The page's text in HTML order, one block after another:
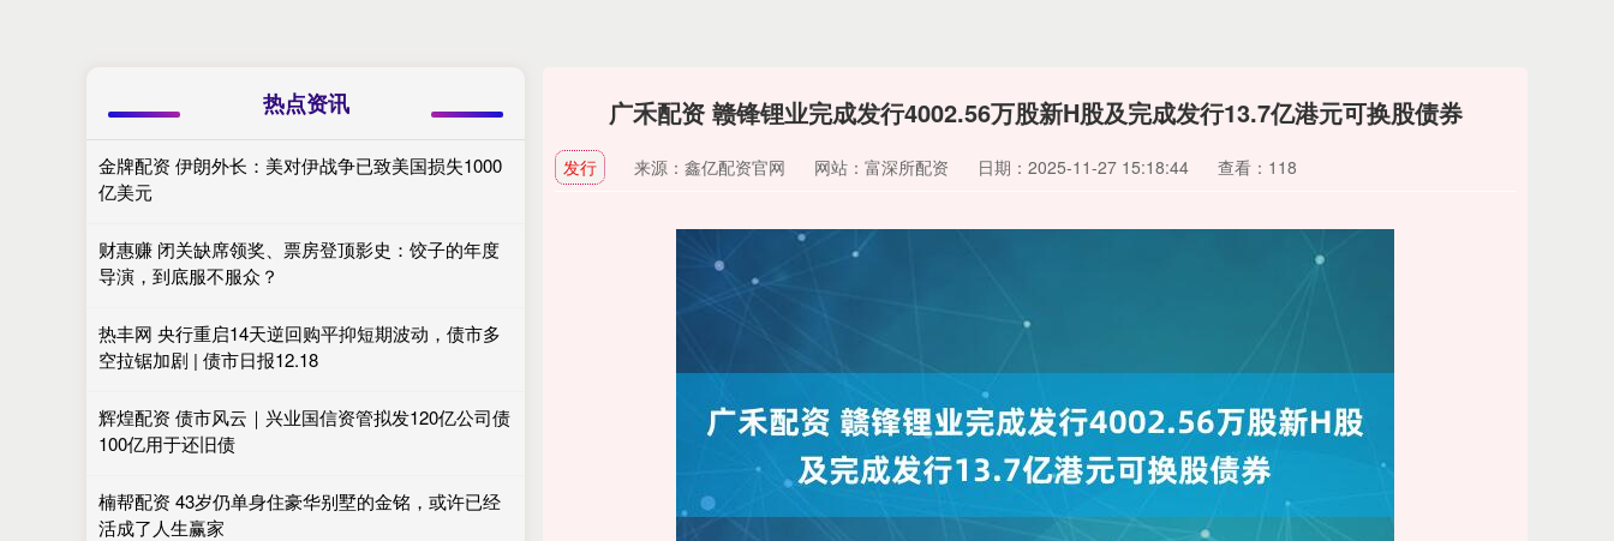
广禾配资 赣锋锂业完成发行4002.56万股新H股及完成发行13.7亿港元可换股债券
发行 来源：鑫亿配资官网 网站：富深所配资 日期：2025-11-27 15:18:44 查看：118
热点资讯
金牌配资 伊朗外长：美对伊战争已致美国损失1000
亿美元
财惠赚 闭关缺席领奖、票房登顶影史：饺子的年度
导演，到底服不服众？
热丰网 央行重启14天逆回购平抑短期波动，债市多
空拉锯加剧 | 债市日报12.18
辉煌配资 债市风云｜兴业国信资管拟发120亿公司债
100亿用于还旧债
楠帮配资 43岁仍单身住豪华别墅的金铭，或许已经
活成了人生赢家